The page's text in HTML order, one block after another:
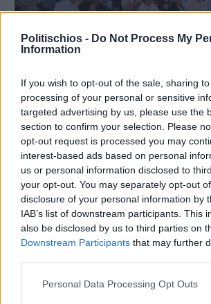
Politischios - Do Not Process My
Information
If you wish to opt-out of the sale, sharing
processing of your personal or sensitive
targeted advertising by us, please use the
section to confirm your selection. Please
opt-out request is processed you may
interest-based ads based on personal
us or personal information disclosed to
your opt-out. You may separately opt-out
disclosure of your personal information by
IAB’s list of downstream participants. This
also be disclosed by us to third parties on
Downstream Participants that may further
Personal Data Processing Opt Outs
Πριν 6 ημέρες
70 χρόνια ιστορίας και
Ανδρεάδειο Γυμνάσιο Βροντάδου